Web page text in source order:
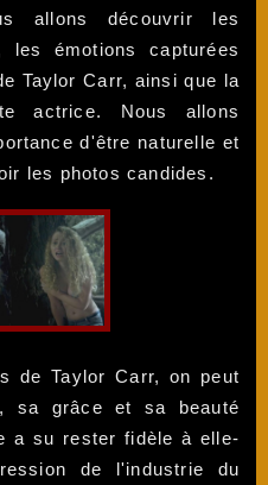
allons découvrir les
émotions capturées
Taylor Carr, ainsi que la
actrice. Nous allons
d'être naturelle et
les photos candides.
de Taylor Carr, on peut
sa grâce et sa beauté
a su rester fidèle à elle-
de l'industrie du